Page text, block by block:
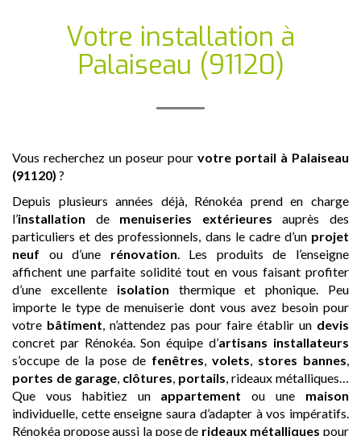
Votre installation à
Palaiseau (91120)
Vous recherchez un poseur pour votre portail à Palaiseau
(91120) ?
Depuis plusieurs années déjà, Rénokéa prend en charge
l’installation de menuiseries extérieures auprès des
particuliers et des professionnels, dans le cadre d’un projet
neuf ou d’une rénovation . Les produits de l’enseigne
affichent une parfaite solidité tout en vous faisant profiter
d’une excellente isolation thermique et phonique. Peu
importe le type de menuiserie dont vous avez besoin pour
votre bâtiment , n’attendez pas pour faire établir un devis
concret par Rénokéa. Son équipe d’artisans installateurs
s’occupe de la pose de fenêtres volets stores bannes
portes de garage clôtures portails , rideaux métalliques…
Que vous habitiez un appartement ou une maison
individuelle, cette enseigne saura d’adapter à vos impératifs.
Rénokéa propose aussi la pose de rideaux métalliques pour